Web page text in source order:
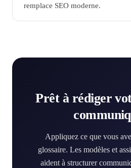
remplace SEO moderne.
Prêt à rédiger
Appliquez ce que vous
glossaire. Les modèles et
aident à structurer